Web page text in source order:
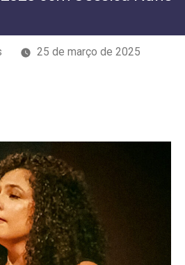
25 de março de 2025